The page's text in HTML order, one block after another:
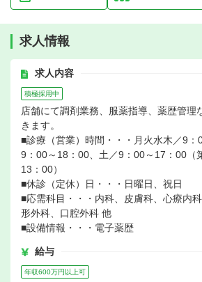
求人情報
求人内容
積極採用中
店舗にて調剤業務、服薬指導、薬歴管理
きます。
■診療（営業）時間・・・月火水木／9：
9：00～18：00、土／9：00～17：00（
13：00）
■休診（定休）日・・・日曜日、祝日
■応需科目・・・内科、皮膚科、心療内
形外科、口腔外科 他
■設備情報・・・電子薬歴
給与
年収600万円以上可